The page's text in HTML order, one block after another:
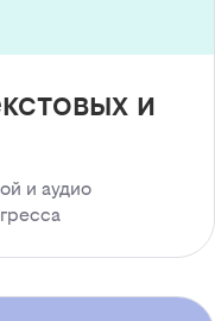
и
и аудио